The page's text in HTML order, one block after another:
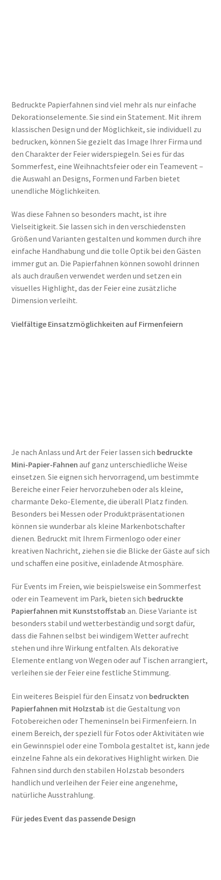
Bedruckte Papierfahnen sind viel mehr als nur einfache
Dekorationselemente. Sie sind ein Statement. Mit ihrem
klassischen Design und der Möglichkeit, sie individuell zu
bedrucken, können Sie gezielt das Image Ihrer Firma und
den Charakter der Feier widerspiegeln. Sei es für das
Sommerfest, eine Weihnachtsfeier oder ein Teamevent –
die Auswahl an Designs, Formen und Farben bietet
unendliche Möglichkeiten.
Was diese Fahnen so besonders macht, ist ihre
Vielseitigkeit. Sie lassen sich in den verschiedensten
Größen und Varianten gestalten und kommen durch ihre
einfache Handhabung und die tolle Optik bei den Gästen
immer gut an. Die Papierfahnen können sowohl drinnen
als auch draußen verwendet werden und setzen ein
visuelles Highlight, das der Feier eine zusätzliche
Dimension verleiht.
Vielfältige Einsatzmöglichkeiten auf Firmenfeiern
Je nach Anlass und Art der Feier lassen sich bedruckte
Mini-Papier-Fahnen auf ganz unterschiedliche Weise
einsetzen. Sie eignen sich hervorragend, um bestimmte
Bereiche einer Feier hervorzuheben oder als kleine,
charmante Deko-Elemente, die überall Platz finden.
Besonders bei Messen oder Produktpräsentationen
können sie wunderbar als kleine Markenbotschafter
dienen. Bedruckt mit Ihrem Firmenlogo oder einer
kreativen Nachricht, ziehen sie die Blicke der Gäste auf sich
und schaffen eine positive, einladende Atmosphäre.
Für Events im Freien, wie beispielsweise ein Sommerfest
oder ein Teamevent im Park, bieten sich bedruckte
Papierfahnen mit Kunststoffstab an. Diese Variante ist
besonders stabil und wetterbeständig und sorgt dafür,
dass die Fahnen selbst bei windigem Wetter aufrecht
stehen und ihre Wirkung entfalten. Als dekorative
Elemente entlang von Wegen oder auf Tischen arrangiert,
verleihen sie der Feier eine festliche Stimmung.
Ein weiteres Beispiel für den Einsatz von bedruckten
Papierfahnen mit Holzstab ist die Gestaltung von
Fotobereichen oder Themeninseln bei Firmenfeiern. In
einem Bereich, der speziell für Fotos oder Aktivitäten wie
ein Gewinnspiel oder eine Tombola gestaltet ist, kann jede
einzelne Fahne als ein dekoratives Highlight wirken. Die
Fahnen sind durch den stabilen Holzstab besonders
handlich und verleihen der Feier eine angenehme,
natürliche Ausstrahlung.
Für jedes Event das passende Design